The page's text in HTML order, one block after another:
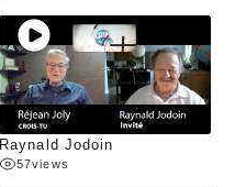
Raynald Jodoin
57views